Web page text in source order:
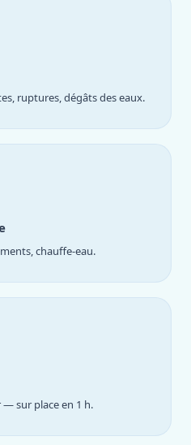
ruptures, dégâts des eaux.
chauffe-eau.
— sur place en 1 h.